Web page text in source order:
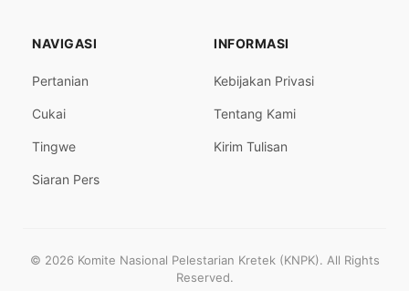
NAVIGASI
Pertanian
Cukai
Tingwe
Siaran Pers
INFORMASI
Kebijakan Privasi
Tentang Kami
Kirim Tulisan
© 2026 Komite Nasional Pelestarian Kretek (KNPK). All Rights
Reserved.